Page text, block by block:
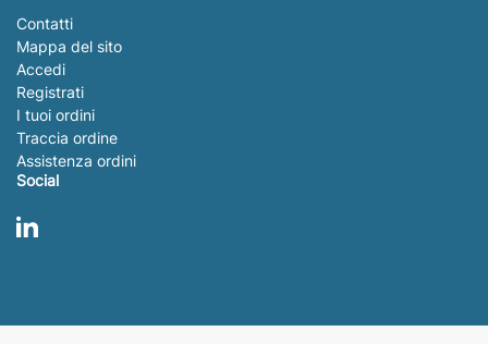
Contatti
Mappa del sito
Accedi
Registrati
I tuoi ordini
Traccia ordine
Assistenza ordini
Social
LinkedIn